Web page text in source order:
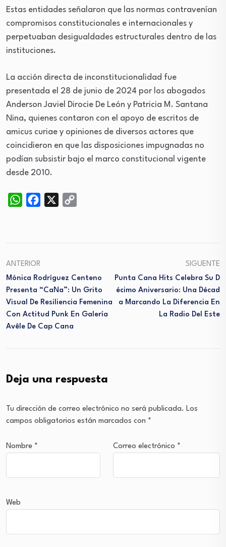
Estas entidades señalaron que las normas contravenían
compromisos constitucionales e internacionales y
perpetuaban desigualdades estructurales dentro de las
instituciones.
La acción directa de inconstitucionalidad fue
presentada el 28 de junio de 2024 por los abogados
Anderson Javiel Dirocie De León y Patricia M. Santana
Nina, quienes contaron con el apoyo de escritos de
amicus curiae y opiniones de diversos actores que
coincidieron en que las disposiciones impugnadas no
podían subsistir bajo el marco constitucional vigente
desde 2010.
WhatsAppFacebook
ANTERIOR
Mónica Rodríguez Centeno
Presenta “CaNa”: Un Grito
Visual De Resiliencia Femenina
Con Actitud Punk En Galería
Avêle De Cap Cana
SIGUENTE
Punta Cana Hits Celebra Su D
Écimo Aniversario: Una Décad
A Marcando La Diferencia En
La Radio Del Este
Deja una respuesta
Tu dirección de correo electrónico no será publicada. Los
campos obligatorios están marcados con *
Nombre * Correo electrónico *
Web